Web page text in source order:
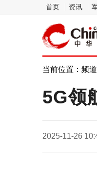
首页 资讯
当前位置： 频
5G领
2025-11-26